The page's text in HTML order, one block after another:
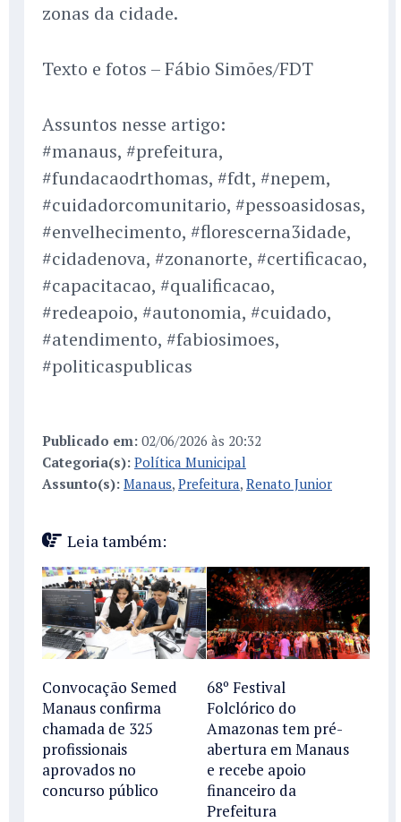
zonas da cidade.
Texto e fotos – Fábio Simões/FDT
Assuntos nesse artigo:
#manaus, #prefeitura,
#fundacaodrthomas, #fdt, #nepem,
#cuidadorcomunitario, #pessoasidosas,
#envelhecimento, #florescerna3idade,
#cidadenova, #zonanorte, #certificacao,
#capacitacao, #qualificacao,
#redeapoio, #autonomia, #cuidado,
#atendimento, #fabiosimoes,
#politicaspublicas
Publicado em: 02/06/2026 às 20:32
Categoria(s): Política Municipal
Assunto(s): Manaus, Prefeitura, Renato Junior
Leia também:
Convocação Semed
Manaus confirma
chamada de 325
profissionais
aprovados no
concurso público
68º Festival
Folclórico do
Amazonas tem pré-
abertura em Manaus
e recebe apoio
financeiro da
Prefeitura